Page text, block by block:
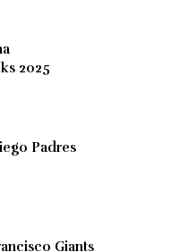
2025
Padres
Giants